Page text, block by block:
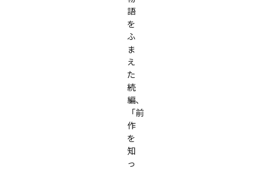
語
を
ふ
ま
え
た
続
編、
「前
作
を
知
っ